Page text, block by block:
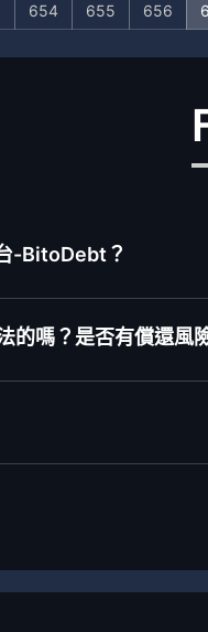
654 655 656
-BitoDebt？
的嗎？是否有償還風